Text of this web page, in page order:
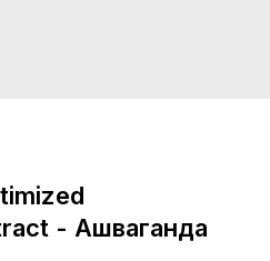
- Ашваганда